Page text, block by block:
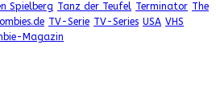
Spielberg Tanz der Teufel Terminator The
TV-Serie TV-Series USA VHS
Magazin